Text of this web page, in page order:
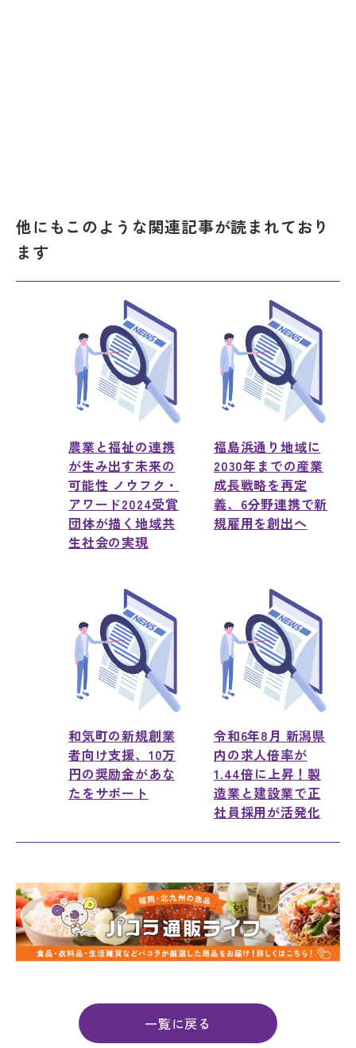
他にもこのような関連記事が読まれており
ます
農業と福祉の連携
が生み出す未来の
可能性 ノウフク・
アワード2024受賞
団体が描く地域共
生社会の実現
福島浜通り地域に
2030年までの産業
成長戦略を再定
義、6分野連携で新
規雇用を創出へ
和気町の新規創業
者向け支援、10万
円の奨励金があな
たをサポート
令和6年8月 新潟県
内の求人倍率が
1.44倍に上昇！製
造業と建設業で正
社員採用が活発化
一覧に戻る